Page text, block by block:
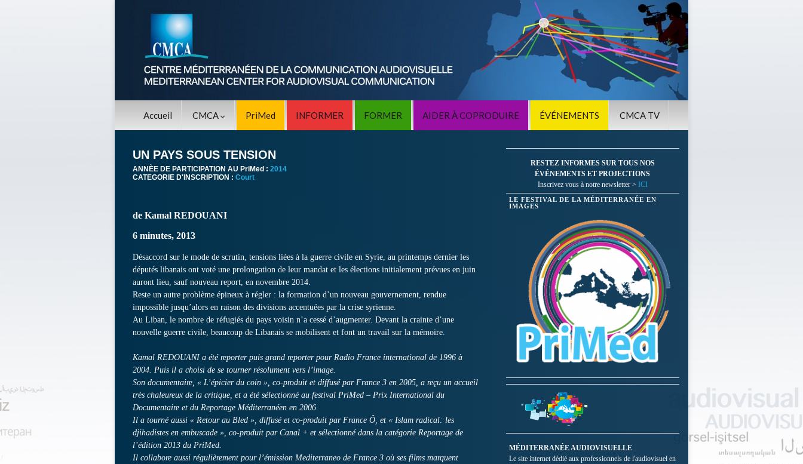
Accueil CMCA PriMed INFORMER FORMER AIDER À COPRODUIRE ÉVÉNEMENTS CMCA TV
UN PAYS SOUS TENSION
ANNÈE DE PARTICIPATION AU PriMed : 2014
CATEGORIE D'INSCRIPTION : Court
de Kamal REDOUANI
6 minutes, 2013
Désaccord sur le mode de scrutin, tensions liées à la guerre civile en Syrie, au printemps dernier les
députés libanais ont voté une prolongation de leur mandat et les élections initialement prévues en juin
auront lieu, sauf nouveau report, en novembre 2014.
Reste un autre problème épineux à régler : la formation d’un nouveau gouvernement, rendue
impossible jusqu’alors en raison des divisions accentuées par la crise syrienne.
Au Liban, le nombre de réfugiés du pays voisin n’a cessé d’augmenter. Devant la crainte d’une
nouvelle guerre civile, beaucoup de Libanais se mobilisent et font un travail sur la mémoire.
Kamal REDOUANI a été reporter puis grand reporter pour Radio France international de 1996 à
2004. Puis il a choisi de se tourner résolument vers l’image.
Son documentaire, « L’épicier du coin », co-produit et diffusé par France 3 en 2005, a reçu un accueil
très chaleureux de la critique, et a été sélectionné au festival PriMed – Prix International du
Documentaire et du Reportage Méditerranéen en 2006.
Il a tourné aussi « Retour au Bled », diffusé et co-produit par France Ô, et « Islam radical: les
djihadistes en embuscade », co-produit par Canal + et sélectionné dans la catégorie Reportage de
l’édition 2013 du PriMed.
Il collabore aussi régulièrement pour l’émission Mediterraneo de France 3 où ses films marquent
RESTEZ INFORMES SUR TOUS NOS
ÉVÉNEMENTS ET PROJECTIONS
Inscrivez vous à notre newsletter > ICI
LE FESTIVAL DE LA MÉDITERRANÉE EN
IMAGES
MÉDITERRANÉE AUDIOVISUELLE
Le site internet dédié aux professionnels de l'audiovisuel en